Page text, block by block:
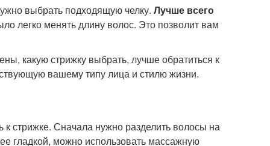
выбрать подходящую челку. Лучше всего
легко менять длину волос. Это позволит вам
какую стрижку выбрать, лучше обратиться к
вашему типу лица и стилю жизни.
стрижке. Сначала нужно разделить волосы на
гладкой, можно использовать массажную